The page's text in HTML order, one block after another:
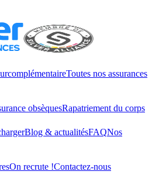
Toutes nos assurances
obsèquesRapatriement du corps
Blog & actualitésFAQNos
On recrute !Contactez-nous